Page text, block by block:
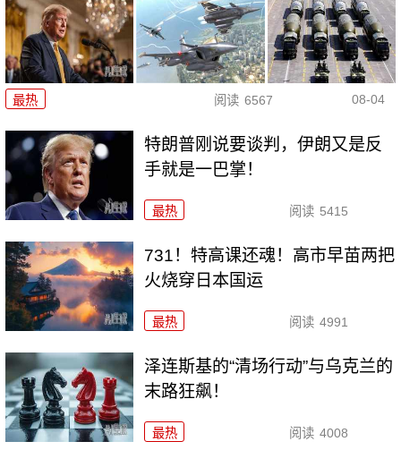
最热 阅读 6567 08-04
特朗普刚说要谈判，伊朗又是反
手就是一巴掌！
最热 阅读 5415
731！特高课还魂！高市早苗两把
火烧穿日本国运
最热 阅读 4991
泽连斯基的“清场行动”与乌克兰的
末路狂飙！
最热 阅读 4008